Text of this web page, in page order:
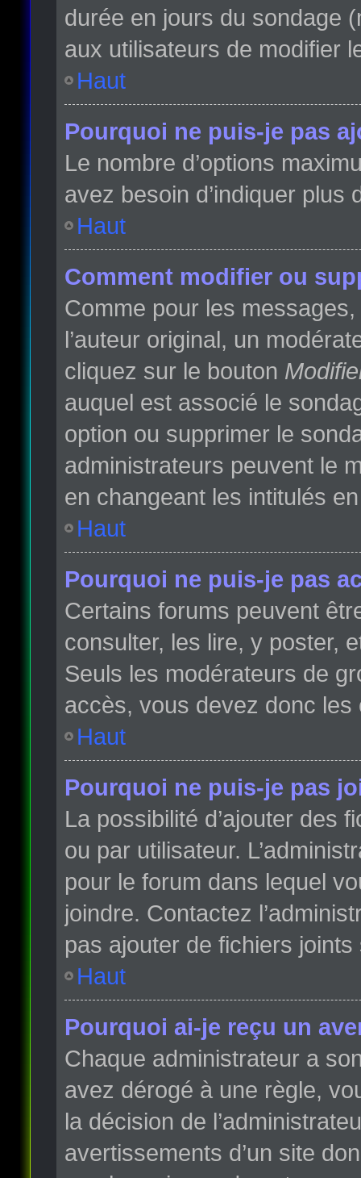
durée en jours du sondage
aux utilisateurs de modifier
Haut
Pourquoi ne puis-je pas
Le nombre d’options
avez besoin d’indiquer plus
Haut
Comment modifier ou
Comme pour les
l’auteur original, un
cliquez sur le bouton
auquel est associé le
option ou supprimer le
administrateurs peuvent le
en changeant les intitulés
Haut
Pourquoi ne puis-je pas
Certains forums peuvent
consulter, les lire, y poster,
Seuls les modérateurs de
accès, vous devez donc les
Haut
Pourquoi ne puis-je pas
La possibilité d’ajouter des
ou par utilisateur.
pour le forum dans lequel
joindre. Contactez
pas ajouter de fichiers
Haut
Pourquoi ai-je reçu un
Chaque administrateur a
avez dérogé à une règle,
la décision de
avertissements d’un site